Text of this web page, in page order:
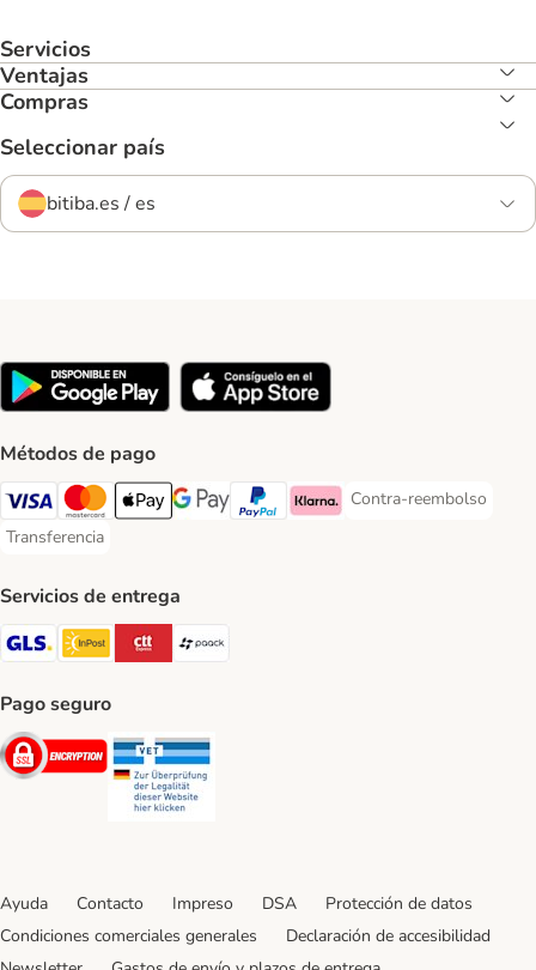
Servicios
Ventajas
Compras
Seleccionar país
bitiba.es / es
Métodos de pago
Visa Payment Method
Mastercard Payment Method
Apple Pay Payment Method
Google Pay Payment Method
PayPal Payment Method
Klarna Payment Method
Contra-reembolso
Contra-reembolso
Transferencia
Transferencia Payment Method
Servicios de entrega
GLS Shipping Method
InPost Shipping Method
CTTExpress Shipping Method
paack Shipping Method
Pago seguro
Security
Ayuda Contacto Impreso DSA
Protección de datos
Condiciones comerciales generales
Declaración de accesibilidad